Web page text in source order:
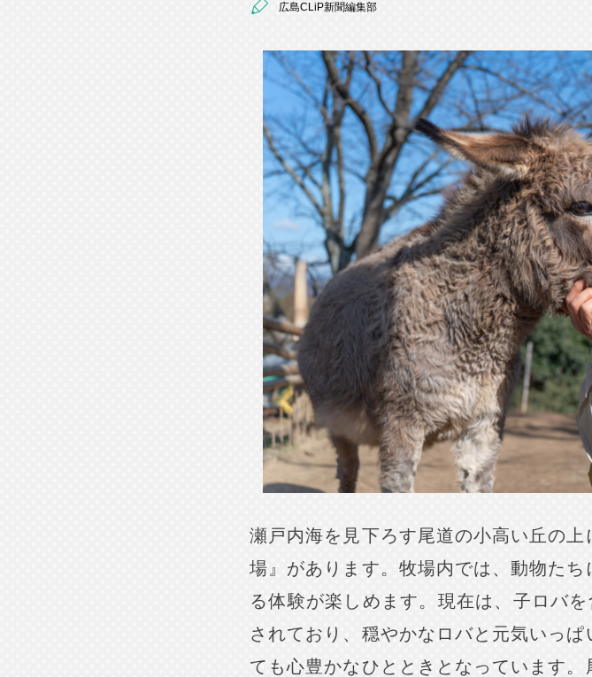
広島CLiP新聞編集部
瀬戸内海を見下ろす尾道の小高い丘の
場』があります。牧場内では、動物た
る体験が楽しめます。現在は、子ロバ
されており、穏やかなロバと元気いっ
ても心豊かなひとときとなっています